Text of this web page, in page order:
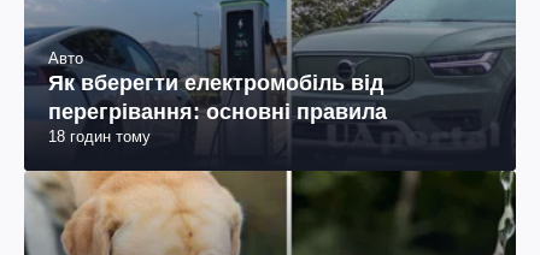
Авто
Як вберегти електромобіль від
перегрівання: основні правила
18 годин тому